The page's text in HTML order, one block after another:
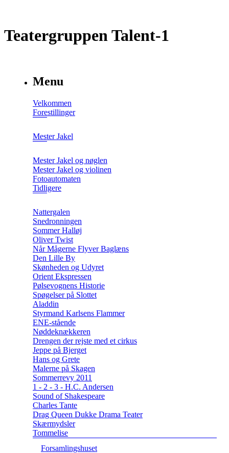
Teatergruppen Talent-1
Menu
Velkommen
Forestillinger
Mester Jakel
Mester Jakel og nøglen
Mester Jakel og violinen
Fotoautomaten
Tidligere
Nattergalen
Snedronningen
Sommer Halløj
Oliver Twist
Når Mågerne Flyver Baglæns
Den Lille By
Skønheden og Udyret
Orient Ekspressen
Pølsevognens Historie
Spøgelser på Slottet
Aladdin
Styrmand Karlsens Flammer
ENE-stående
Nøddeknækkeren
Drengen der rejste med et cirkus
Jeppe på Bjerget
Hans og Grete
Malerne på Skagen
Sommerrevy 2011
1 - 2 - 3 - H.C. Andersen
Sound of Shakespeare
Charles Tante
Drag Queen Dukke Drama Teater
Skærmydsler
Tommelise
Forsamlingshuset